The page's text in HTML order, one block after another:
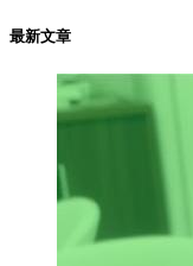
最新文章